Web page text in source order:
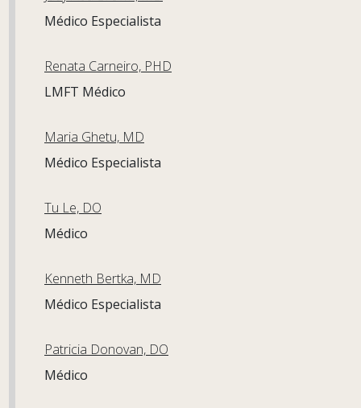
Médico Especialista
Renata Carneiro, PHD
LMFT Médico
Maria Ghetu, MD
Médico Especialista
Tu Le, DO
Médico
Kenneth Bertka, MD
Médico Especialista
Patricia Donovan, DO
Médico